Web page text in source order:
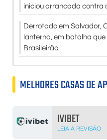
iniciou arrancada contra
Derrotado em Salvador,
lanterna, em batalha
Brasileirão
MELHORES CASAS DE
IVIBET
LEIA A REVISÃO